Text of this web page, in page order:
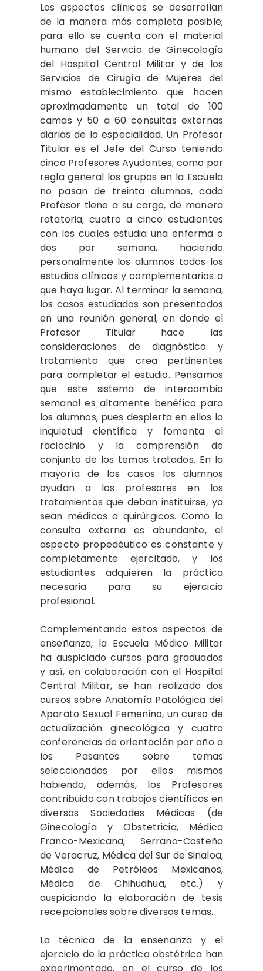
Los aspectos clínicos se desarrollan
de la manera más completa posible;
para ello se cuenta con el material
humano del Servicio de Ginecología
del Hospital Central Militar y de los
Servicios de Cirugía de Mujeres del
mismo establecimiento que hacen
aproximadamente un total de 100
camas y 50 a 60 consultas externas
diarias de la especialidad. Un Profesor
Titular es el Jefe del Curso teniendo
cinco Profesores Ayudantes; como por
regla general los grupos en la Escuela
no pasan de treinta alumnos, cada
Profesor tiene a su cargo, de manera
rotatoria, cuatro a cinco estudiantes
con los cuales estudia una enferma o
dos por semana, haciendo
personalmente los alumnos todos los
estudios clínicos y complementarios a
que haya lugar. Al terminar la semana,
los casos estudiados son presentados
en una reunión general, en donde el
Profesor Titular hace las
consideraciones de diagnóstico y
tratamiento que crea pertinentes
para completar el estudio. Pensamos
que este sistema de intercambio
semanal es altamente benéfico para
los alumnos, pues despierta en ellos la
inquietud científica y fomenta el
raciocinio y la comprensión de
conjunto de los temas tratados. En la
mayoría de los casos los alumnos
ayudan a los profesores en los
tratamientos que deban instituirse, ya
sean médicos o quirúrgicos. Como la
consulta externa es abundante, el
aspecto propedéutico es constante y
completamente ejercitado, y los
estudiantes adquieren la práctica
necesaria para su ejercicio
profesional.
Complementando estos aspectos de
enseñanza, la Escuela Médico Militar
ha auspiciado cursos para graduados
y así, en colaboración con el Hospital
Central Militar, se han realizado dos
cursos sobre Anatomía Patológica del
Aparato Sexual Femenino, un curso de
actualización ginecológica y cuatro
conferencias de orientación por año a
los Pasantes sobre temas
seleccionados por ellos mismos
habiendo, además, los Profesores
contribuido con trabajos científicos en
diversas Sociedades Médicas (de
Ginecología y Obstetricia, Médica
Franco-Mexicana, Serrano-Costeña
de Veracruz, Médica del Sur de Sinaloa,
Médica de Petróleos Mexicanos,
Médica de Chihuahua, etc.) y
auspiciando la elaboración de tesis
recepcionales sobre diversos temas.
La técnica de la enseñanza y el
ejercicio de la práctica obstétrica han